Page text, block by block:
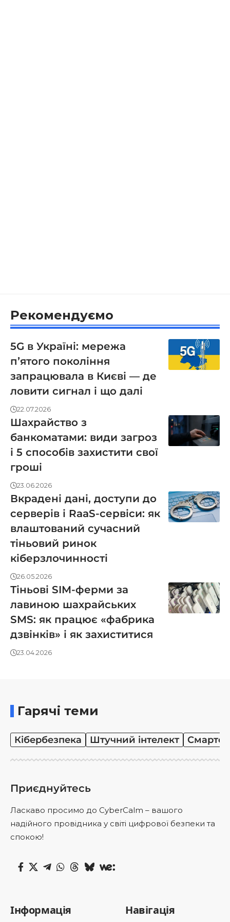
Рекомендуємо
5G в Україні: мережа
пʼятого покоління
запрацювала в Києві — де
ловити сигнал і що далі
22.07.2026
Шахрайство з
банкоматами: види загроз
і 5 способів захистити свої
гроші
23.06.2026
Вкрадені дані, доступи до
серверів і RaaS-сервіси: як
влаштований сучасний
тіньовий ринок
кіберзлочинності
26.05.2026
Тіньові SIM-ферми за
лавиною шахрайських
SMS: як працює «фабрика
дзвінків» і як захиститися
23.04.2026
Гарячі теми
Кібербезпека Штучний інтелект
Приєднуйтесь
Ласкаво просимо до CyberCalm – вашого
надійного провідника у світі цифрової безпеки та
спокою!
Інформація Навігація